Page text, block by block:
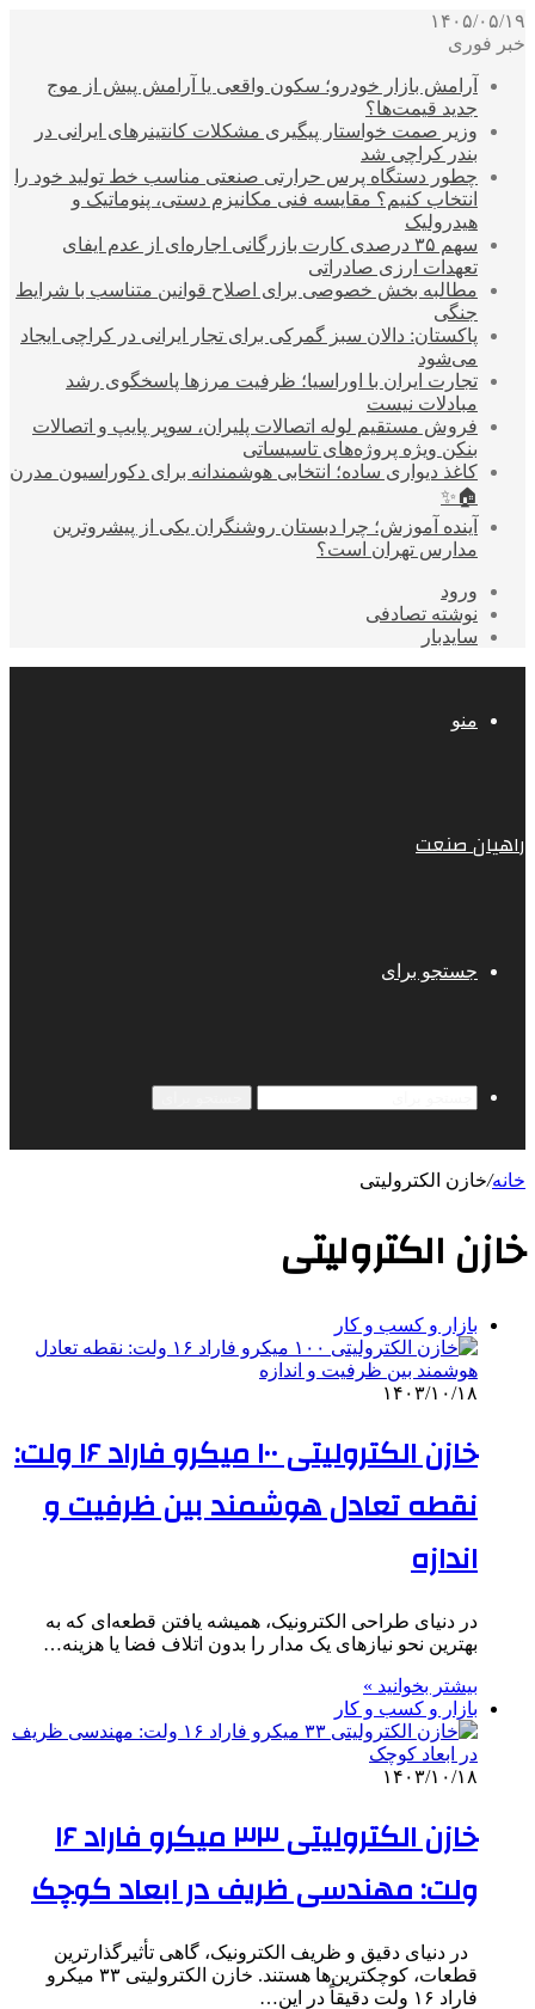
۱۴۰۵/۰۵/۱۹
خبر فوری
آرامش بازار خودرو؛ سکون واقعی یا آرامش پیش از موج
جدید قیمت‌ها؟
وزیر صمت خواستار پیگیری مشکلات کانتینرهای ایرانی در
بندر کراچی شد
چطور دستگاه پرس حرارتی صنعتی مناسب خط تولید خود را
انتخاب کنیم؟ مقایسه فنی مکانیزم دستی، پنوماتیک و
هیدرولیک
سهم ۳۵ درصدی کارت بازرگانی اجاره‌ای از عدم ایفای
تعهدات ارزی صادراتی
مطالبه بخش خصوصی برای اصلاح قوانین متناسب با شرایط
جنگی
پاکستان: دالان سبز گمرکی برای تجار ایرانی در کراچی ایجاد
می‌شود
تجارت ایران با اوراسیا؛ ظرفیت مرزها پاسخگوی رشد
مبادلات نیست
فروش مستقیم لوله اتصالات پلیران، سوپر پایپ و اتصالات
بنکن ویژه پروژه‌های تاسیساتی
کاغذ دیواری ساده؛ انتخابی هوشمندانه برای دکوراسیون مدرن
🏠✨
آینده آموزش؛ چرا دبستان روشنگران یکی از پیشروترین
مدارس تهران است؟
ورود
نوشته تصادفی
سایدبار
منو
راهیان صنعت
جستجو برای
خانه/خازن الکترولیتی
خازن الکترولیتی
بازار و کسب و کار
۱۴۰۳/۱۰/۱۸
خازن الکترولیتی ۱۰۰ میکرو فاراد ۱۶ ولت:
نقطه تعادل هوشمند بین ظرفیت و
اندازه
در دنیای طراحی الکترونیک، همیشه یافتن قطعه‌ای که به
بهترین نحو نیازهای یک مدار را بدون اتلاف فضا یا هزینه…
بیشتر بخوانید »
بازار و کسب و کار
۱۴۰۳/۱۰/۱۸
خازن الکترولیتی ۳۳ میکرو فاراد ۱۶
ولت: مهندسی ظریف در ابعاد کوچک
در دنیای دقیق و ظریف الکترونیک، گاهی تأثیرگذارترین
قطعات، کوچکترین‌ها هستند. خازن الکترولیتی ۳۳ میکرو
فاراد ۱۶ ولت دقیقاً در این…